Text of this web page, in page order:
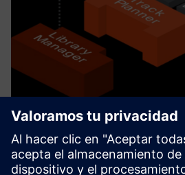
Horizon Suite
The Horizon Software Suite
powerful and versatile desktop